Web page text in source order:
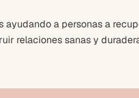
ayudando a personas a
relaciones sanas y